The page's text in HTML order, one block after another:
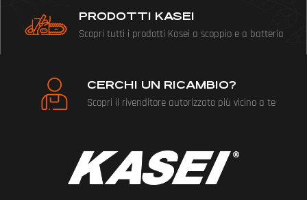
PRODOTTI KASEI
Scopri tutti i prodotti Kasei a scoppio e a batteria
CERCHI UN RICAMBIO?
Scopri il rivenditore autorizzato più vicino a te